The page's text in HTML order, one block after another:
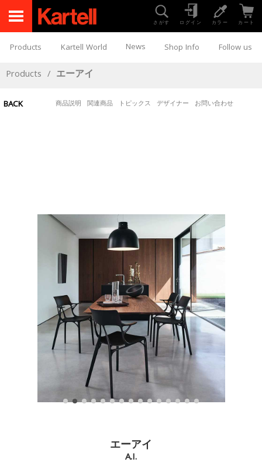
さがす ログイン カラー カート
Products Kartell World News Shop Info Follow us
Products / エーアイ
BACK 商品説明 関連商品 トピックス デザイナー お問い合わせ
エーアイ
A.I.